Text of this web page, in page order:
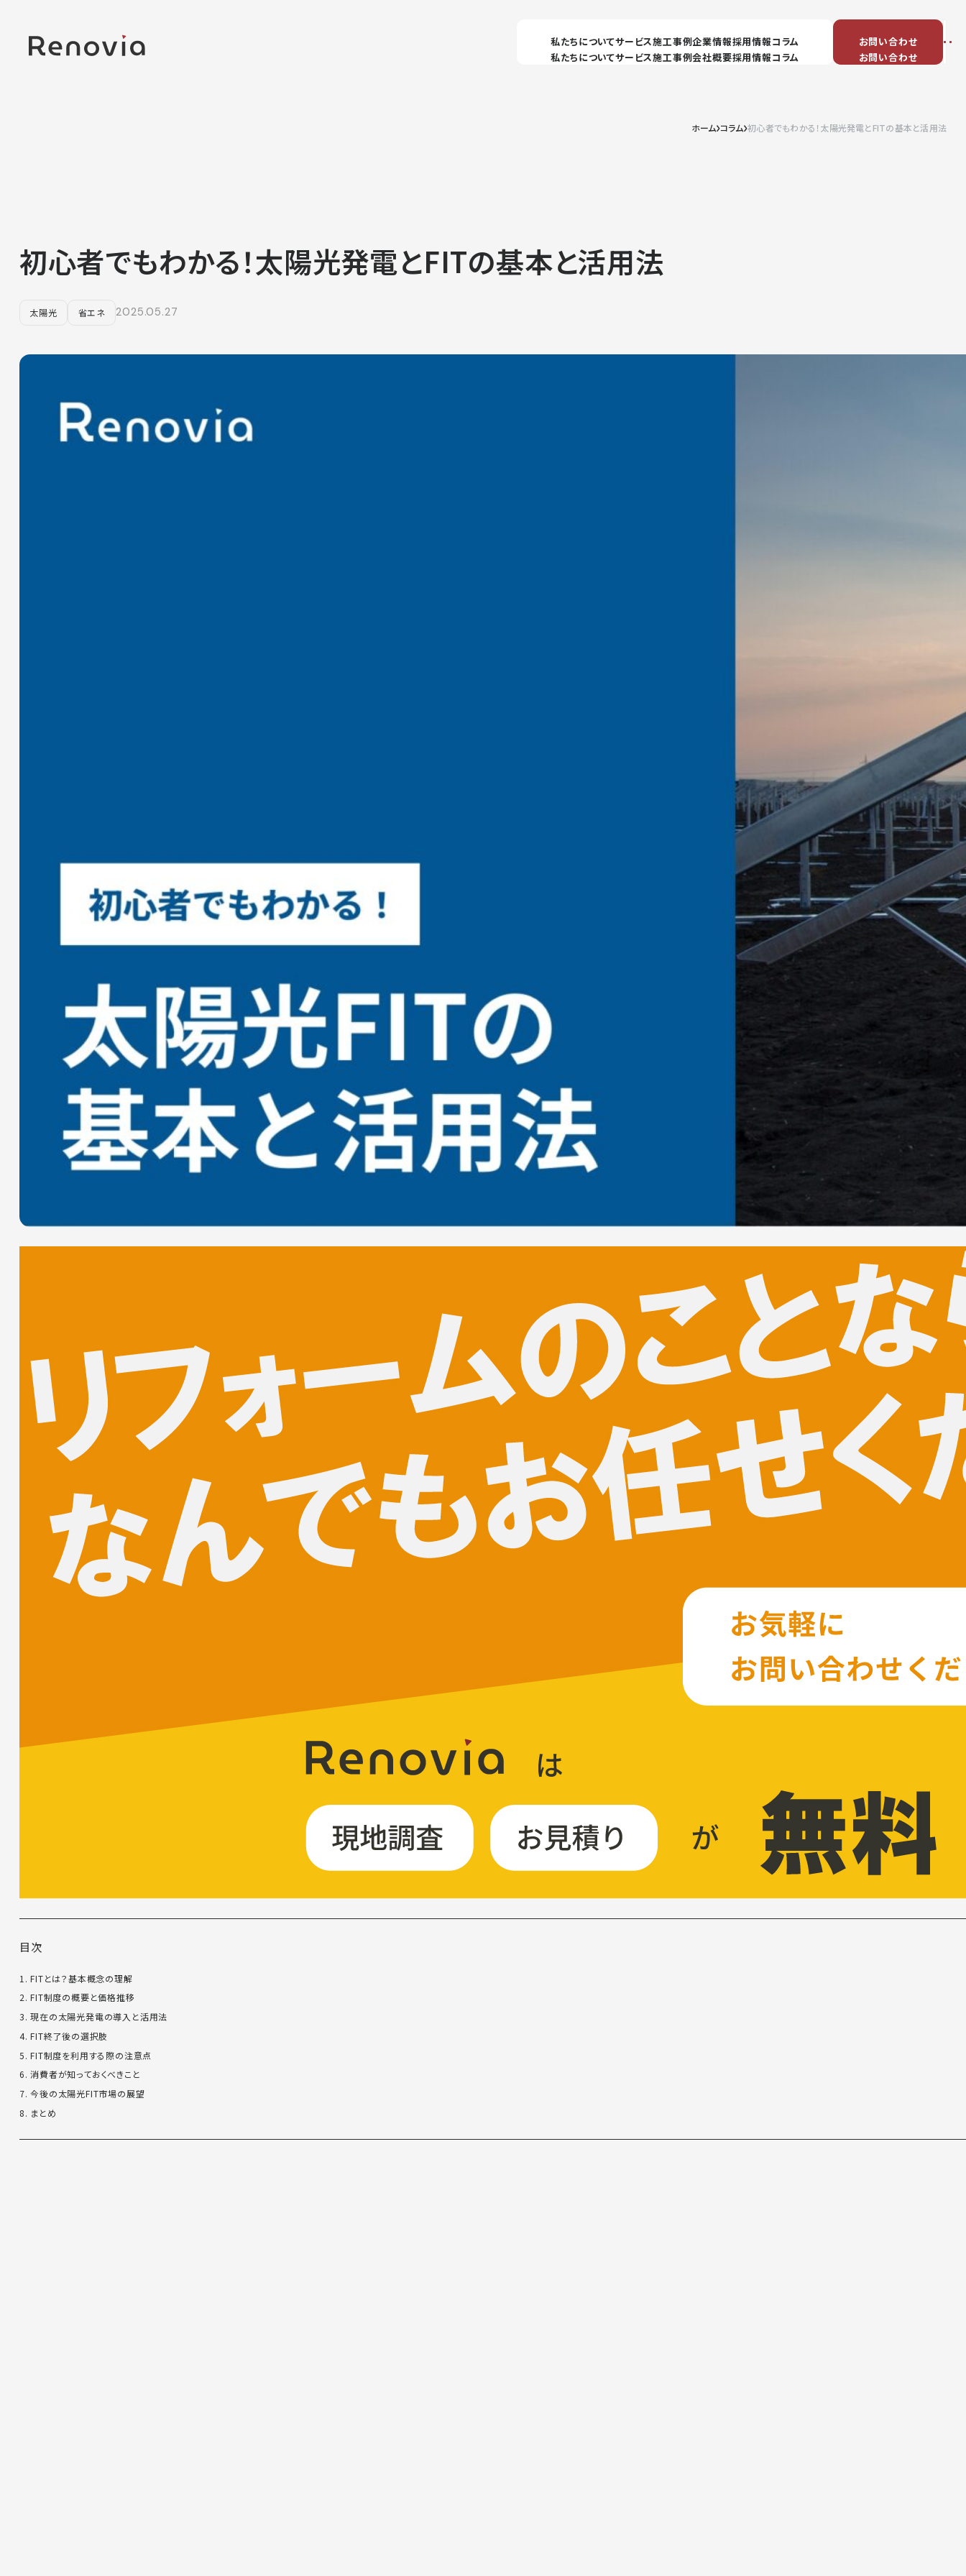
私たちについてサービス施工事例企業情報採用情報コラム お問い合わせ
ホーム コラム 初心者でもわかる！太陽光発電とFITの基本と活用法
初心者でもわかる！太陽光発電とFITの基本と活用法
太陽光 省エネ 2025.05.27
目次
1. FITとは？基本概念の理解
2. FIT制度の概要と価格推移
3. 現在の太陽光発電の導入と活用法
4. FIT終了後の選択肢
5. FIT制度を利用する際の注意点
6. 消費者が知っておくべきこと
7. 今後の太陽光FIT市場の展望
8. まとめ